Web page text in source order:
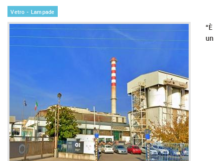
Vetro - Lampade
“È
un